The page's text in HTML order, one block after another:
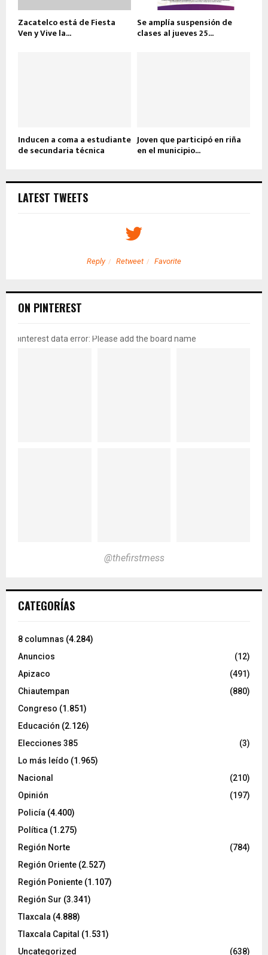
Zacatelco está de Fiesta
Ven y Vive la...
Se amplía suspensión de
clases al jueves 25...
Inducen a coma a estudiante
de secundaria técnica
Joven que participó en riña
en el municipio...
LATEST TWEETS
Reply Retweet Favorite
ON PINTEREST
pinterest data error: Please add the board name
@thefirstmess
CATEGORÍAS
8 columnas (4.284)
Anuncios
(12)
Apizaco
(491)
Chiautempan
(880)
Congreso (1.851)
Educación (2.126)
Elecciones 385
(3)
Lo más leído (1.965)
Nacional
(210)
Opinión
(197)
Policía (4.400)
Política (1.275)
Región Norte
(784)
Región Oriente (2.527)
Región Poniente (1.107)
Región Sur (3.341)
Tlaxcala (4.888)
Tlaxcala Capital (1.531)
Uncategorized
(638)